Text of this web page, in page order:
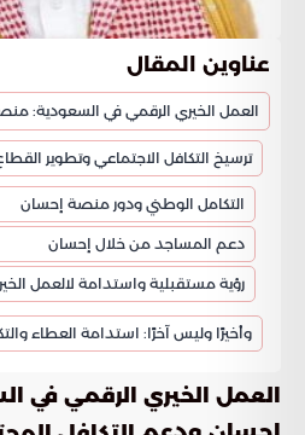
عناوين المقال
ترسيخ التكافل الاجتماعي وتطوير
التكامل الوطني ودور منصة إحسان
دعم المساجد من خلال إحسان
رؤية مستقبلية واستدامة لالعمل
وأخيرًا وليس آخرًا: استدامة العطاء
العمل الخيري الرقمي